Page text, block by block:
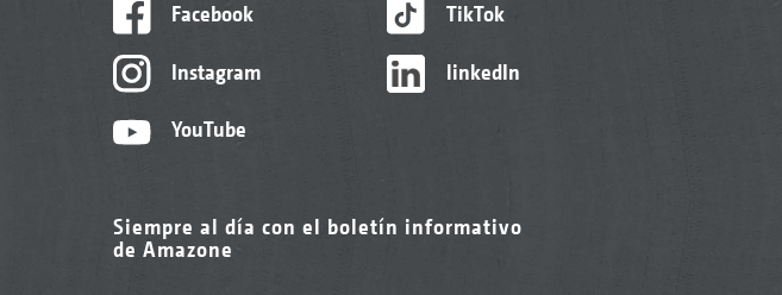
Facebook
Instagram
YouTube
TikTok
linkedIn
Siempre al día con el boletín informativo
de Amazone